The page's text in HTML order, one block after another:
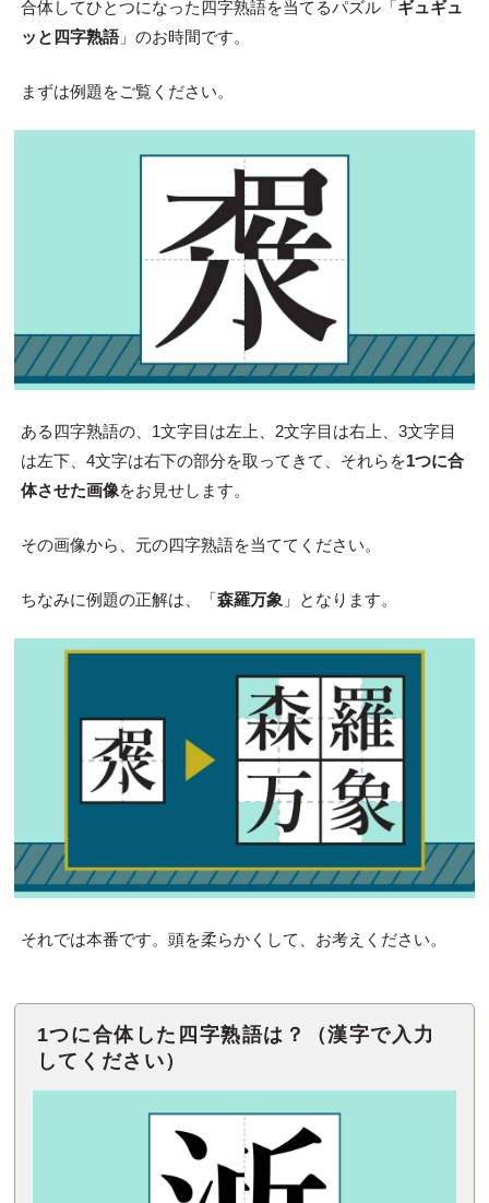
合体してひとつになった四字熟語を当てるパズル「ギュギュ
ッと四字熟語」のお時間です。
まずは例題をご覧ください。
ある四字熟語の、1文字目は左上、2文字目は右上、3文字目
は左下、4文字は右下の部分を取ってきて、それらを1つに合
体させた画像をお見せします。
その画像から、元の四字熟語を当ててください。
ちなみに例題の正解は、「森羅万象 」となります。
それでは本番です。頭を柔らかくして、お考えください。
1つに合体した四字熟語は？（漢字で入力
してください）